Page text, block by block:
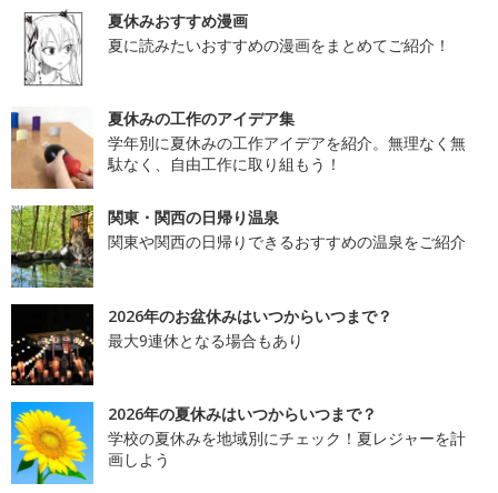
夏休みおすすめ漫画
夏に読みたいおすすめの漫画をまとめてご紹介！
夏休みの工作のアイデア集
学年別に夏休みの工作アイデアを紹介。無理なく無
駄なく、自由工作に取り組もう！
関東・関西の日帰り温泉
関東や関西の日帰りできるおすすめの温泉をご紹介
2026年のお盆休みはいつからいつまで？
最大9連休となる場合もあり
2026年の夏休みはいつからいつまで？
学校の夏休みを地域別にチェック！夏レジャーを計
画しよう